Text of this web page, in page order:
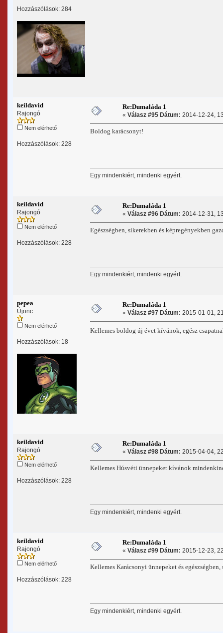
Hozzászólások: 284
keildavid
Rajongó
Nem elérhető
Hozzászólások: 228
Re:Dumaláda 1
« Válasz #95 Dátum: 2014-12-24,
Boldog karácsonyt!
Egy mindenkiért, mindenki egyért.
keildavid
Rajongó
Nem elérhető
Hozzászólások: 228
Re:Dumaláda 1
« Válasz #96 Dátum: 2014-12-31,
Egészségben, sikerekben és képregényekben
Egy mindenkiért, mindenki egyért.
pepea
Újonc
Nem elérhető
Hozzászólások: 18
Re:Dumaláda 1
« Válasz #97 Dátum: 2015-01-01,
Kellemes boldog új évet kívánok, egész
keildavid
Rajongó
Nem elérhető
Hozzászólások: 228
Re:Dumaláda 1
« Válasz #98 Dátum: 2015-04-04,
Kellemes Húsvéti ünnepeket kívánok
Egy mindenkiért, mindenki egyért.
keildavid
Rajongó
Nem elérhető
Hozzászólások: 228
Re:Dumaláda 1
« Válasz #99 Dátum: 2015-12-23,
Kellemes Karácsonyi ünnepeket és
Egy mindenkiért, mindenki egyért.